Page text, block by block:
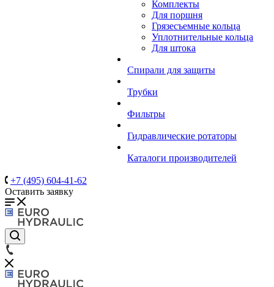
Комплекты
Для поршня
Грязесъемные кольца
Уплотнительные кольца
Для штока
Спирали для защиты
Трубки
Фильтры
Гидравлические ротаторы
Каталоги производителей
+7 (495) 604-41-62
Оставить заявку